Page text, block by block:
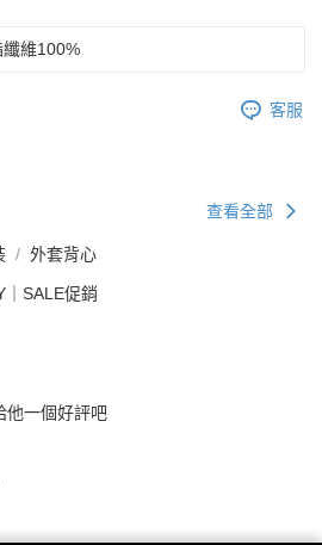
纖維100%
客服
查看全部
外套背心
｜SALE促銷
他一個好評吧